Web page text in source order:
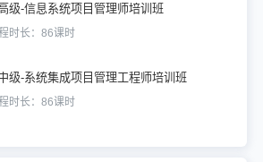
级-信息系统项目管理师培训班
时长：86课时
级-系统集成项目管理工程师培训班
时长：86课时